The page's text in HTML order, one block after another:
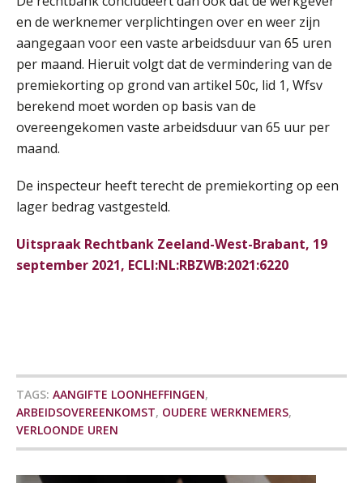
en de werknemer verplichtingen over en weer zijn
aangegaan voor een vaste arbeidsduur van 65 uren
per maand. Hieruit volgt dat de vermindering van de
premiekorting op grond van artikel 50c, lid 1, Wfsv
berekend moet worden op basis van de
overeengekomen vaste arbeidsduur van 65 uur per
maand.
De inspecteur heeft terecht de premiekorting op een
lager bedrag vastgesteld.
Uitspraak Rechtbank Zeeland-West-Brabant, 19
september 2021, ECLI:NL:RBZWB:2021:6220
TAGS: AANGIFTE LOONHEFFINGEN,
ARBEIDSOVEREENKOMST, OUDERE WERKNEMERS,
VERLOONDE UREN
gesprek met Susan Hendriks
Je helpt klanten met hun
Hoe behoud je financiële talenten in
17
SEP
Training Grenzen aangeven met zelfvertrouwen en respect
MOCuitgevers
17
SEP
Online cursus Auto, fiets en OV in de salarisadministratie
MOCuitgevers
17
17
24
SEP
Online Excel training voor de salarisadministrateur (basis)
MOCuitgevers
29
Cursus Inkomstenbelasting voor de salarisadministrateur